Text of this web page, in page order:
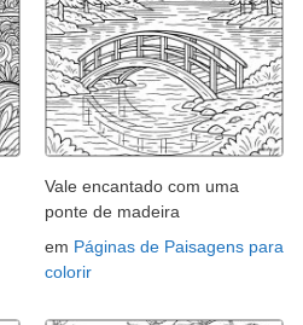
Vale encantado com uma
ponte de madeira
em Páginas de Paisagens para
colorir